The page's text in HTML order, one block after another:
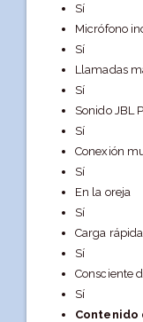
Sí
Micrófono
Sí
Llamadas
Sí
Sonido JBL
Sí
Conexión
Sí
En la oreja
Sí
Carga
Sí
Consciente
Sí
Contenido